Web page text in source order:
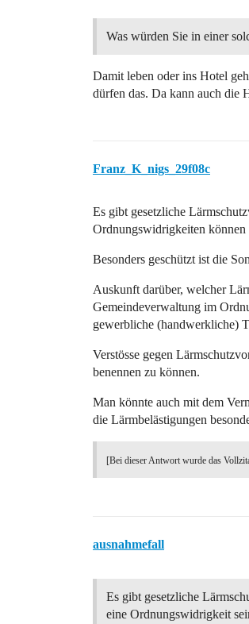
Was würden Sie in einer
Damit leben oder ins Hotel
dürfen das. Da kann auch die
Franz_K_nigs_29f08c
Es gibt gesetzliche
Ordnungswidrigkeiten
Besonders geschützt ist die
Auskunft darüber, welcher
Gemeindeverwaltung im
gewerbliche (handwerkliche)
Verstösse gegen
benennen zu können.
Man könnte auch mit dem
die Lärmbelästigungen
[Bei dieser Antwort wurde das
ausnahmefall
Es gibt gesetzliche
eine Ordnungswidrigkeit